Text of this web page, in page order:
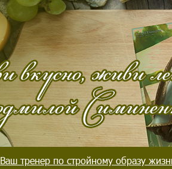
Ваш тренер по стройному образу